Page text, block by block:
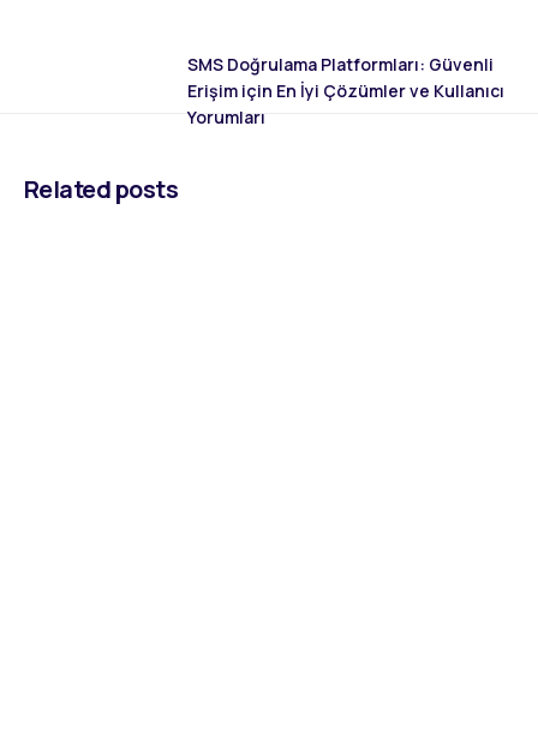
SMS Doğrulama Platformları: Güvenli
Erişim için En İyi Çözümler ve Kullanıcı
Yorumları
Related posts